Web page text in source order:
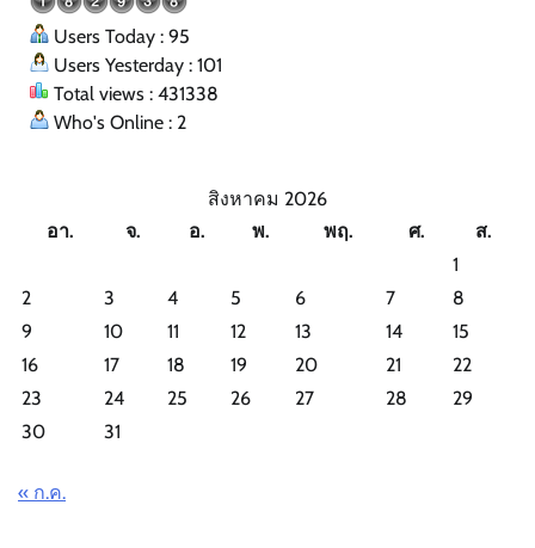
Users Today : 95
Users Yesterday : 101
Total views : 431338
Who's Online : 2
สิงหาคม 2026
อา.
จ. อ. พ. พฤ. ศ.
ส.
1
2
3 4 5 6 7
8
9
10 11 12 13 14
15
16
17 18 19 20 21
22
23
24 25 26 27 28
29
30
31
« ก.ค.